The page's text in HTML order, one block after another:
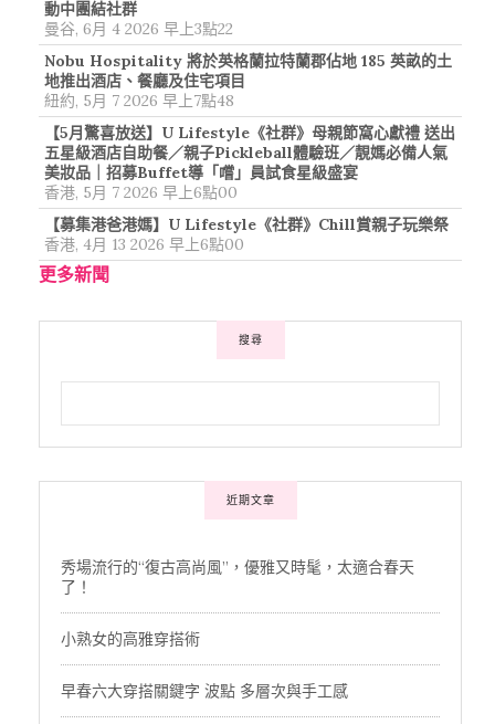
動中團結社群
曼谷, 6月 4 2026 早上3點22
Nobu Hospitality 將於英格蘭拉特蘭郡佔地 185 英畝的土
地推出酒店、餐廳及住宅項目
紐約, 5月 7 2026 早上7點48
【5月驚喜放送】U Lifestyle《社群》母親節窩心獻禮 送出
五星級酒店自助餐／親子Pickleball體驗班／靚媽必備人氣
美妝品｜招募Buffet導「嚐」員試食星級盛宴
香港, 5月 7 2026 早上6點00
【募集港爸港媽】U Lifestyle《社群》Chill賞親子玩樂祭
香港, 4月 13 2026 早上6點00
更多新聞
搜尋
近期文章
秀場流行的“復古高尚風”，優雅又時髦，太適合春天
了！
小熟女的高雅穿搭術
早春六大穿搭關鍵字 波點 多層次與手工感